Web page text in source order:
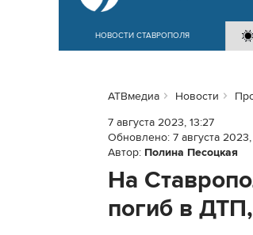
НОВОСТИ СТАВРОПОЛЯ
АТВмедиа Новости
7 августа 2023, 13:27
Обновлено: 7 августа
Автор: Полина Песоцкая
На
погиб в